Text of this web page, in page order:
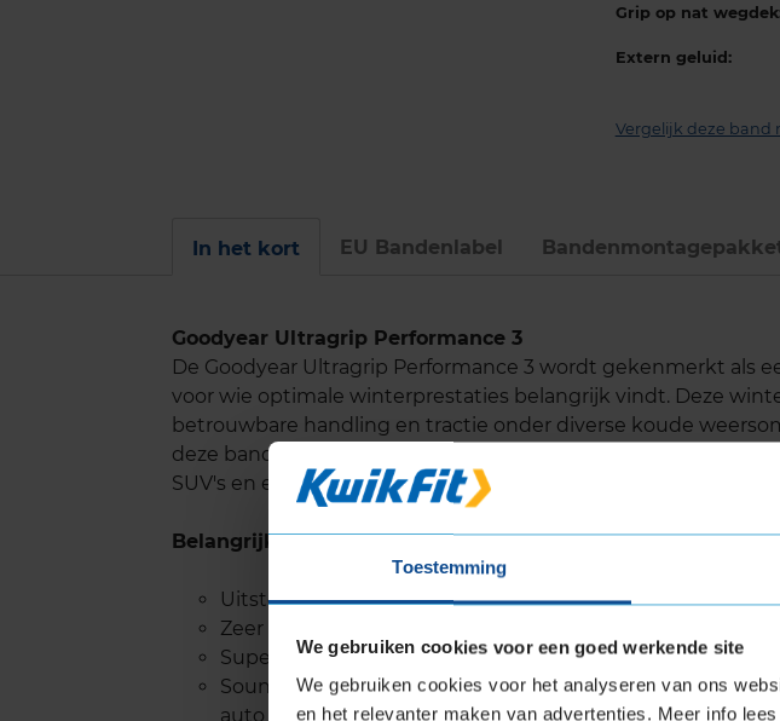
Toestemming
We gebruiken cookies voor een goed werkende site
We gebruiken cookies voor het analyseren van ons
en het relevanter maken van advertenties. Meer info
Grip op nat
Extern geluid:
Vergelijk deze band
In het kort EU Bandenlabel
Goodyear Ultragrip Performance 3
De Goodyear Ultragrip Performance 3 wordt gekenmerkt als
voor wie optimale winterprestaties belangrijk vindt. Deze
betrouwbare handling en tractie onder diverse koude
deze band een ideale keuze maakt voor een breed scala aan
SUV's en elektrische auto's.
Belangrijke eigenschappen
Uitstekende grip op sneeuw, mede dankzij de
Zeer goede prestaties op nat wegdek
Superieure remcapaciteit op sneeuw
SoundComfort technologie zorgt ervoor dat het interne
auto tot wel 50% vermindert